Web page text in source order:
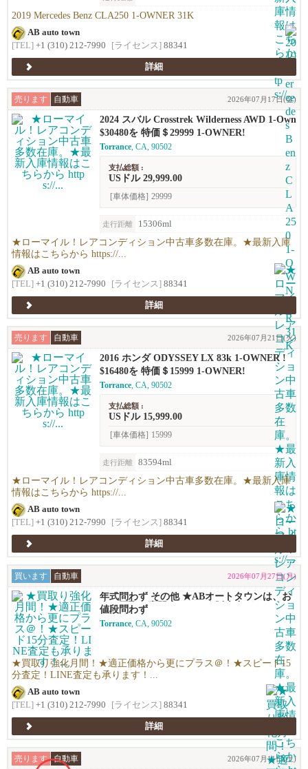
2019 Mercedes Benz CLA250 1-OWNER 31K
AB auto town
[TEL] +1 (310) 212-7990 [ライセンス] 88341
詳細
売ります 自動車 2026年07月17日(金)
2024 スバル Crosstrek Wilderness AWD 1-Own
er!!
$30480を 特価＄29999 1-OWNER!
Torrance, CA, 90502
支払総額 :
USドル 29,999.00
[車体価格] 29999
走行距離 15306ml
★ローマイル！レアコンディション中古車多数在庫。★最新入庫
情報はこちらから https://...
AB auto town
[TEL] +1 (310) 212-7990 [ライセンス] 88341
詳細
売ります 自動車 2026年07月21日(火)
2016 ホンダ ODYSSEY LX 83k 1-OWNER !
$16480を 特価＄15999 1-OWNER!
Torrance, CA, 90502
支払総額 :
USドル 15,999.00
[車体価格] 15999
走行距離 83594ml
★ローマイル！レアコンディション中古車多数在庫。★最新入庫
情報はこちらから https://...
AB auto town
[TEL] +1 (310) 212-7990 [ライセンス] 88341
詳細
買います 自動車 2026年07月27日(月)
年式問わず その他 ★ABオートタウンは、お
車の買取り専門店です！★販売力があるから
高く買える！シンプルで高い！独自の相場で
高価買い取りします！★優しい査定で’納得の
価格！高価買い取りします！★年末ご売却予
定の無料査定を実施中！年末の売却予定の方
も早期査定は更にお得！★日本車、アメ車、
欧州車なんでも買います！
値段問わず
Torrance, CA, 90502
★買取り強化月間！★適正価格から更にプラス＠！★スピード15
分査定！LINE査定も承ります！...
AB auto town
[TEL] +1 (310) 212-7990 [ライセンス] 88341
詳細
売ります 自動車 2026年07月11日(土)